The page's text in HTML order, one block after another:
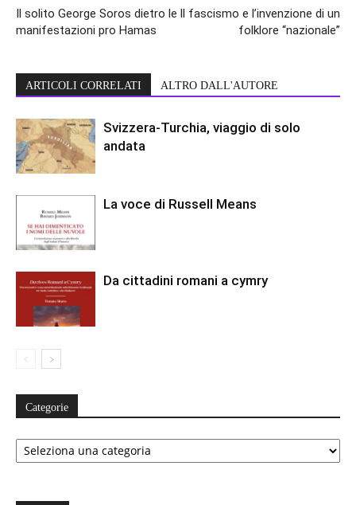
Il solito George Soros dietro le
manifestazioni pro Hamas
Il fascismo e l’invenzione di un
folklore “nazionale”
ARTICOLI CORRELATI ALTRO DALL'AUTORE
Svizzera-Turchia, viaggio di solo
andata
La voce di Russell Means
Da cittadini romani a cymry
Categorie
Categorie